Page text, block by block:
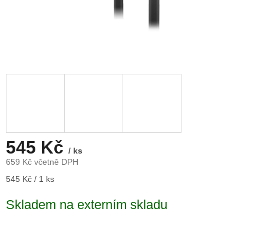
545 Kč / ks
659 Kč včetně DPH
Měrná
545 Kč / 1 ks
Skladem na externím skladu